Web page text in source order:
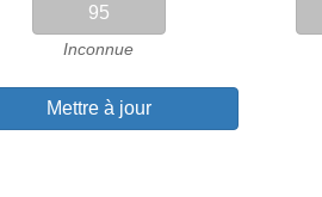
95
Inconnue
Mettre à jour